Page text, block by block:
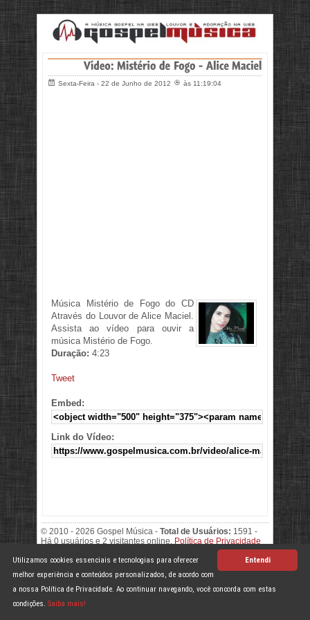
Sexta-Feira - 22 de Junho de 2012 às 11:19:04
Música Mistério de Fogo do CD
Através do Louvor de Alice Maciel.
Assista ao vídeo para ouvir a
música Mistério de Fogo.
Duração: 4:23
Tweet
Embed:
Link do Vídeo:
© 2010 - 2026 Gospel Música - Total de Usuários: 1591 -
Há 0 usuários e 2 visitantes online. Política de Privacidade
Ícones:Fugue Icons FamFamFam
Entendi
Utilizamos cookies essenciais e tecnologias para oferecer
melhor experiência e conteúdos personalizados, de acordo com
a nossa Política de Privacidade. Ao continuar navegando, você concorda com estas
condições. Saiba mais!